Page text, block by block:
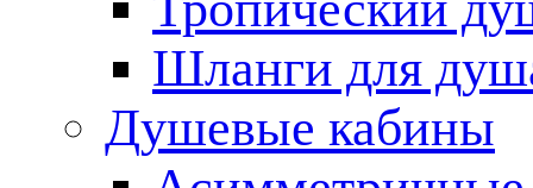
Шланги для
Душевые кабины